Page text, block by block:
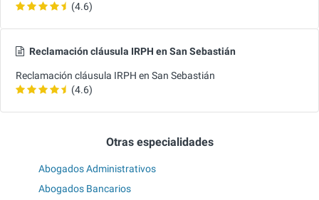
(4.6)
Reclamación cláusula IRPH en San Sebastián
Reclamación cláusula IRPH en San Sebastián
(4.6)
Otras especialidades
Abogados Administrativos
Abogados Bancarios